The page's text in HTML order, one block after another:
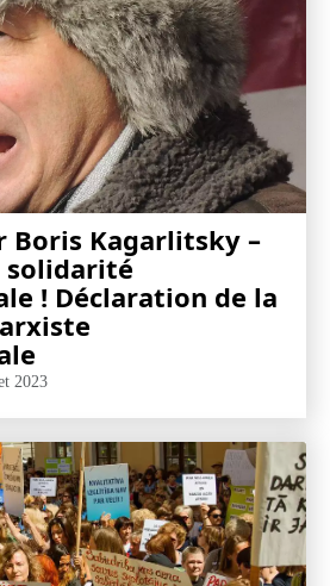
Boris Kagarlitsky –
solidarité
! Déclaration de la
2023